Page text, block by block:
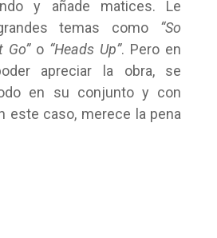
y añade matices. Le
temas como “So
Go”o “Heads Up”. Pero en
apreciar la obra, se
en su conjunto y con
este caso, merece la pena